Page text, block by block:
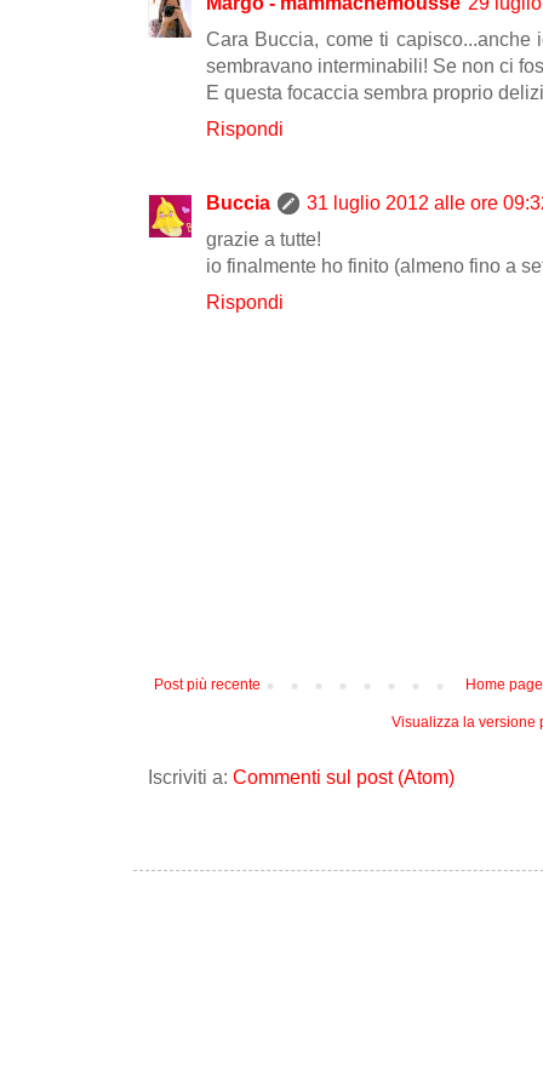
Cara Buccia, come ti
sembravano interminabili! Se non ci
E questa focaccia sembra proprio
Rispondi
Buccia
31 luglio 2012 alle ore
grazie a tutte!
io finalmente ho finito (almeno fino a
Rispondi
Post più recente Home page
Visualizza la versione
Iscriviti a: Commenti sul post (Atom)